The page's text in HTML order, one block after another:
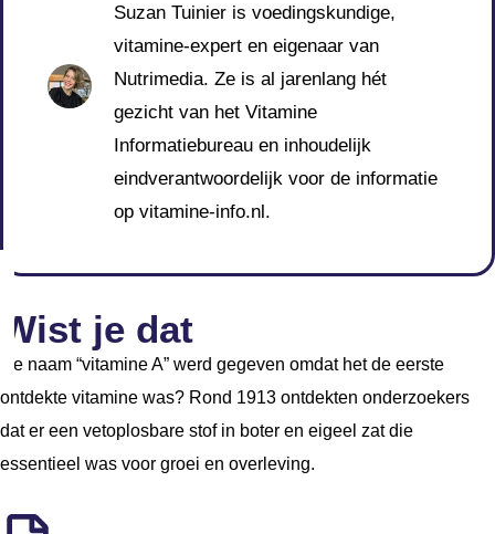
Suzan Tuinier is voedingskundige,
vitamine-expert en eigenaar van
Nutrimedia. Ze is al jarenlang hét
gezicht van het Vitamine
Informatiebureau en inhoudelijk
eindverantwoordelijk voor de informatie
op vitamine-info.nl.
Wist je dat
De naam “vitamine A” werd gegeven omdat het de eerste
ontdekte vitamine was? Rond 1913 ontdekten onderzoekers
dat er een vetoplosbare stof in boter en eigeel zat die
essentieel was voor groei en overleving.